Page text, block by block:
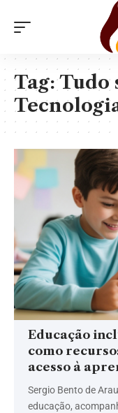
Tag:Tudo
Educação
como
acesso à
Sergio Bento de
educação,